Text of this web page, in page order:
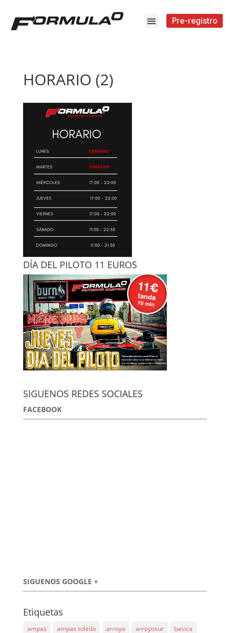
Pre-registro
HORARIO (2)
DÍA DEL PILOTO 11 EUROS
SIGUENOS REDES SOCIALES
FACEBOOK
SIGUENOS GOOGLE +
Etiquetas
ampas ampas toledo arroyo arroyosur
basica